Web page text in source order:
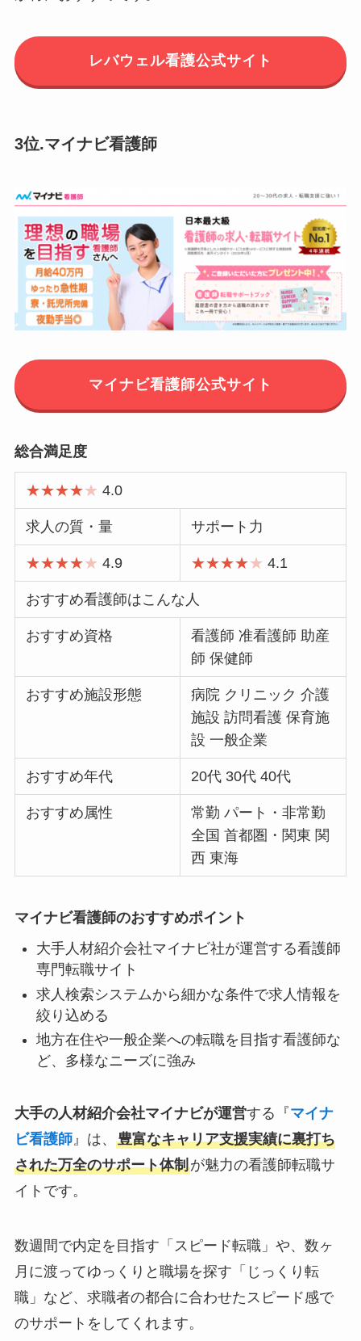
レバウェル看護公式サイト
3位.マイナビ看護師
マイナビ看護師公式サイト
総合満足度
★★★★★ 4.0
求人の質・量 サポート力
★★★★★ 4.9 ★★★★★ 4.1
おすすめ看護師はこんな人
おすすめ資格
看護師 准看護師 助産
師 保健師
おすすめ施設形態
病院 クリニック 介護
施設 訪問看護 保育施
設 一般企業
おすすめ年代 20代 30代 40代
おすすめ属性
常勤 パート・非常勤
全国 首都圏・関東 関
西 東海
マイナビ看護師のおすすめポイント
大手人材紹介会社マイナビ社が運営する看護師
専門転職サイト
求人検索システムから細かな条件で求人情報を
絞り込める
地方在住や一般企業への転職を目指す看護師な
ど、多様なニーズに強み
大手の人材紹介会社マイナビが運営する『マイナ
ビ看護師』は、 豊富なキャリア支援実績に裏打ち
された万全のサポート体制が魅力の看護師転職サ
イトです。
数週間で内定を目指す「スピード転職」や、数ヶ
月に渡ってゆっくりと職場を探す「じっくり転
職」など、求職者の都合に合わせたスピード感で
のサポートをしてくれます。